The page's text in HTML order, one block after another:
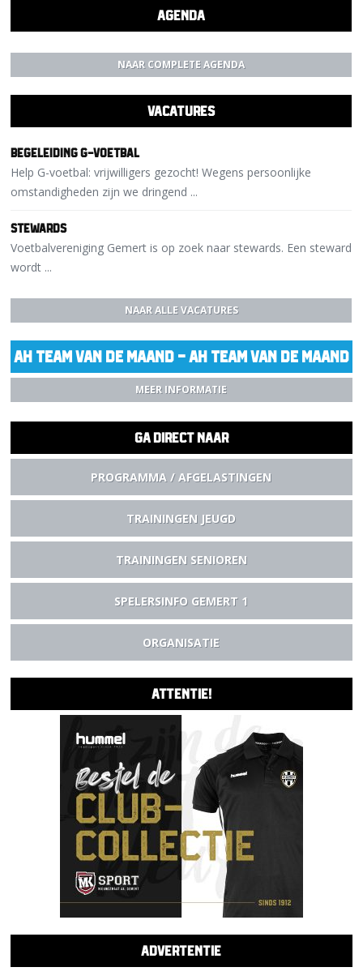
AGENDA
NAAR COMPLETE AGENDA
VACATURES
Begeleiding G-voetbal
Help G-voetbal: vrijwilligers gezocht! Wegens persoonlijke
omstandigheden zijn we dringend ...
Stewards
Voetbalvereniging Gemert is op zoek naar stewards. Een steward
wordt ...
NAAR ALLE VACATURES
AH TEAM VAN DE MAAND - AH TEAM VAN DE MAAND
MEER INFORMATIE
GA DIRECT NAAR
PROGRAMMA / AFGELASTINGEN
TRAININGEN JEUGD
TRAININGEN SENIOREN
SPELERSINFO GEMERT 1
ORGANISATIE
ATTENTIE!
ADVERTENTIE